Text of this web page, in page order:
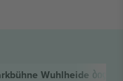
Wuhlheide